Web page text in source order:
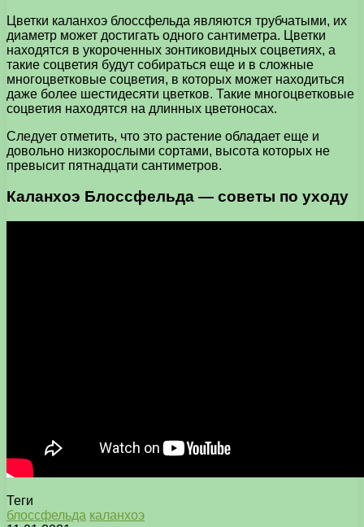
Цветки каланхоэ блоссфельда являются трубчатыми, их
диаметр может достигать одного сантиметра. Цветки
находятся в укороченных зонтиковидных соцветиях, а
такие соцветия будут собираться еще и в сложные
многоцветковые соцветия, в которых может находиться
даже более шестидесяти цветков. Такие многоцветковые
соцветия находятся на длинных цветоносах.
Следует отметить, что это растение обладает еще и
довольно низкорослыми сортами, высота которых не
превысит пятнадцати сантиметров.
Каланхоэ Блоссфельда — советы по уходу
Теги
блоссфельда каланхоэ